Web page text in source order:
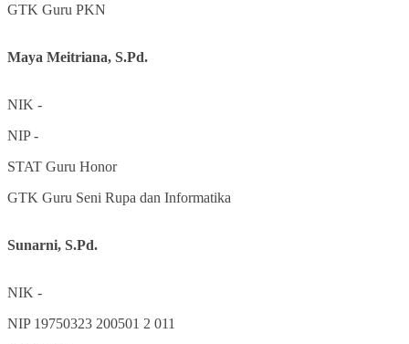
GTK Guru PKN
Maya Meitriana, S.Pd.
NIK -
NIP-
STAT Guru Honor
GTK Guru Seni Rupa dan Informatika
Sunarni, S.Pd.
NIK -
NIP 19750323 200501 2 011